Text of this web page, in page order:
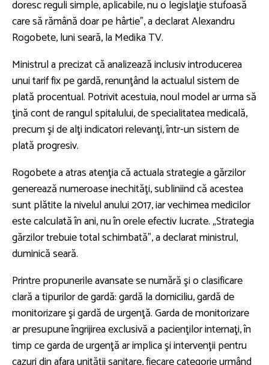
doresc reguli simple, aplicabile, nu o legislaţie stufoasă
care să rămână doar pe hârtie”, a declarat Alexandru
Rogobete, luni seară, la Medika TV.
Ministrul a precizat că analizează inclusiv introducerea
unui tarif fix pe gardă, renunţând la actualul sistem de
plată procentual. Potrivit acestuia, noul model ar urma să
ţină cont de rangul spitalului, de specialitatea medicală,
precum şi de alţi indicatori relevanţi, într-un sistem de
plată progresiv.
Rogobete a atras atenţia că actuala strategie a gărzilor
generează numeroase inechităţi, subliniind că acestea
sunt plătite la nivelul anului 2017, iar vechimea medicilor
este calculată în ani, nu în orele efectiv lucrate. „Strategia
gărzilor trebuie total schimbată”, a declarat ministrul,
duminică seară.
Printre propunerile avansate se numără şi o clasificare
clară a tipurilor de gardă: gardă la domiciliu, gardă de
monitorizare şi gardă de urgenţă. Garda de monitorizare
ar presupune îngrijirea exclusivă a pacienţilor internaţi, în
timp ce garda de urgenţă ar implica şi intervenţii pentru